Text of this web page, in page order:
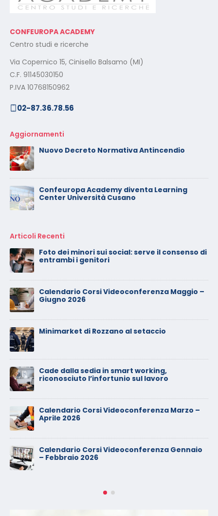
CONFEUROPA ACADEMY
Centro studi e ricerche
Via Copernico 15, Cinisello Balsamo (MI)
C.F. 91145030150
P.IVA 10768150962
02-87.36.78.56
Aggiornamenti
Nuovo Decreto Normativa Antincendio
Confeuropa Academy diventa Learning
Center Università Cusano
Articoli Recenti
Calendario Corsi Videoconferenza
Novembre – Dicembre 2025
Il rilascio degli attestati di formazione: è un
diritto dei lavoratori
Calendario Corsi Videoconferenza
Calendario Corsi Videoconferenza Giugno –
Luglio 2025